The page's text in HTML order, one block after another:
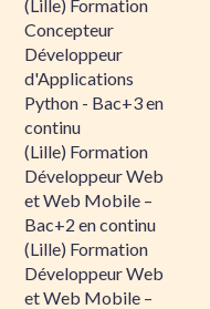
(Lille) Formation
Concepteur
Développeur
d'Applications
Python - Bac+3 en
continu
(Lille) Formation
Développeur Web
et Web Mobile –
Bac+2 en continu
(Lille) Formation
Développeur Web
et Web Mobile –